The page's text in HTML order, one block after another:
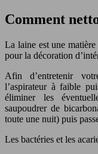
Comment
La laine est une
pour la décoration
Afin d’entretenir
l’aspirateur à faible
éliminer les
saupoudrer de
toute une nuit) puis
Les bactéries et les